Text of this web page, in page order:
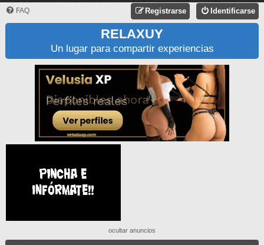
FAQ Identificarse
Registrarse
RELAXUY
Un lugar para compartir experiencias
ocultar anuncios